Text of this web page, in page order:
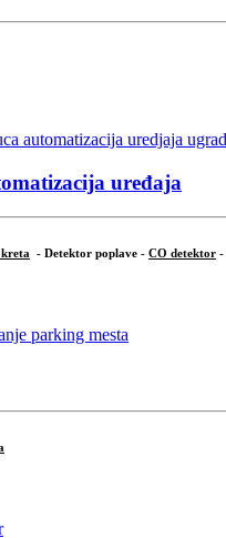
uređaja
- Detektor poplave - CO detektor -